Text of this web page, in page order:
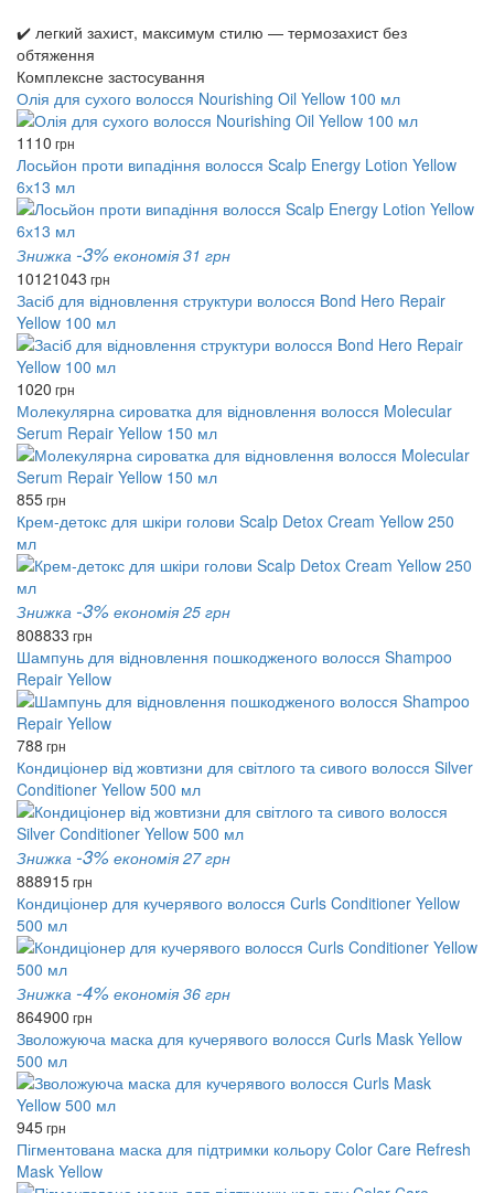
✔️ легкий захист, максимум стилю — термозахист без
обтяження
Комплексне застосування
Олія для сухого волосся Nourishing Oil Yellow 100 мл
1110 грн
Лосьйон проти випадіння волосся Scalp Energy Lotion Yellow
6х13 мл
Знижка -3% економія 31 грн
10121043 грн
Засіб для відновлення структури волосся Bond Hero Repair
Yellow 100 мл
1020 грн
Молекулярна сироватка для відновлення волосся Molecular
Serum Repair Yellow 150 мл
855грн
Крем-детокс для шкіри голови Scalp Detox Cream Yellow 250
мл
Знижка -3% економія 25 грн
808833 грн
Шампунь для відновлення пошкодженого волосся Shampoo
Repair Yellow
788 грн
Кондиціонер від жовтизни для світлого та сивого волосся Silver
Conditioner Yellow 500 мл
Знижка -3% економія 27 грн
888915грн
Кондиціонер для кучерявого волосся Curls Conditioner Yellow
500 мл
Знижка -4% економія 36 грн
864900 грн
Зволожуюча маска для кучерявого волосся Curls Mask Yellow
500 мл
945грн
Пігментована маска для підтримки кольору Color Care Refresh
Mask Yellow